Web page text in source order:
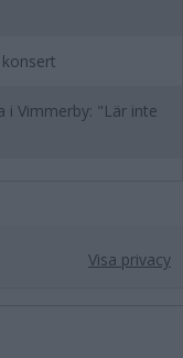
i Vimmerby: "Lär inte
Visa privacy